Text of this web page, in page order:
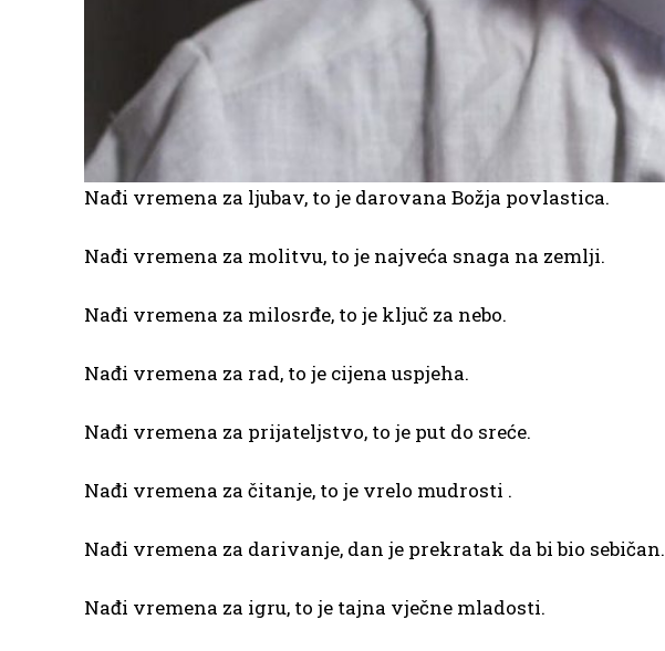
Nađi vremena za ljubav, to je darovana Božja povlastica.
Nađi vremena za molitvu, to je najveća snaga na zemlji.
Nađi vremena za milosrđe, to je ključ za nebo.
Nađi vremena za rad, to je cijena uspjeha.
Nađi vremena za prijateljstvo, to je put do sreće.
Nađi vremena za čitanje, to je vrelo mudrosti .
Nađi vremena za darivanje, dan je prekratak da bi bio sebičan.
Nađi vremena za igru, to je tajna vječne mladosti.